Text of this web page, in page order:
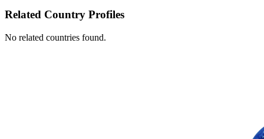
Related Country Profiles
No related countries found.